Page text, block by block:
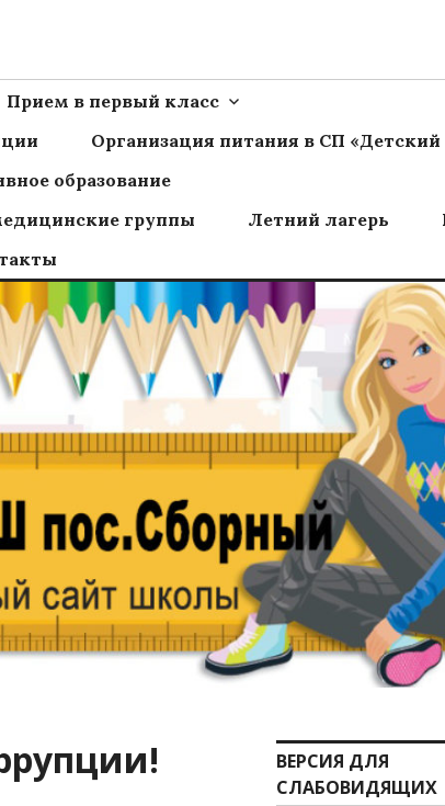
Прием в первый класс
Организация питания в СП «Детский
образование
группы Летний лагерь
ВЕРСИЯ ДЛЯ
СЛАБОВИДЯЩИХ